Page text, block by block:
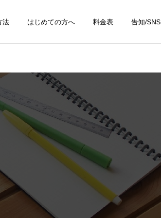
法 はじめての方へ 料金表 告知/SNS